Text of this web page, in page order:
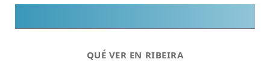
QUÉ VER EN RIBEIRA